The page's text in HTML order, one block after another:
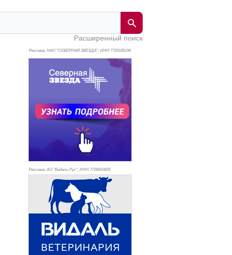
Расширенный поиск
Реклама. НАО "СЕВЕРНАЯ ЗВЕЗДА", ИНН 7720185196
Реклама. АО "Видаль Рус", ИНН 7728043605